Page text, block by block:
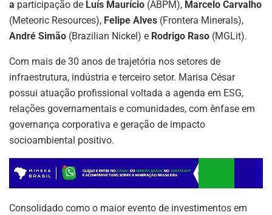
a participação de Luís Maurício (ABPM), Marcelo Carvalho
(Meteoric Resources), Felipe Alves (Frontera Minerals),
André Simão (Brazilian Nickel) e Rodrigo Raso (MGLit).
Com mais de 30 anos de trajetória nos setores de
infraestrutura, indústria e terceiro setor. Marisa César
possui atuação profissional voltada a agenda em ESG,
relações governamentais e comunidades, com ênfase em
governança corporativa e geração de impacto
socioambiental positivo.
Consolidado como o maior evento de investimentos em